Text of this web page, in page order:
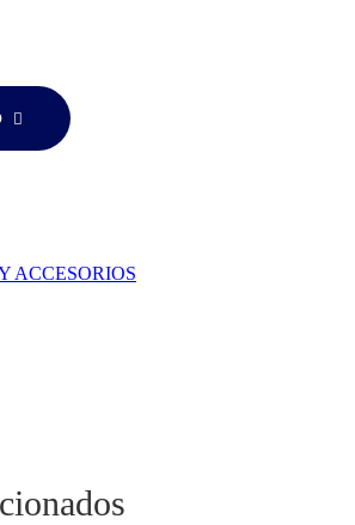
ACCESORIOS